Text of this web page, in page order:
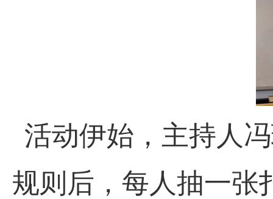
活动伊始，主持人
规则后，每人抽一张